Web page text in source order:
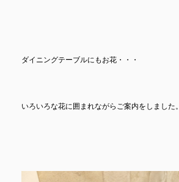
ダイニングテーブルにもお花・・・
いろいろな花に囲まれながらご案内をしました。